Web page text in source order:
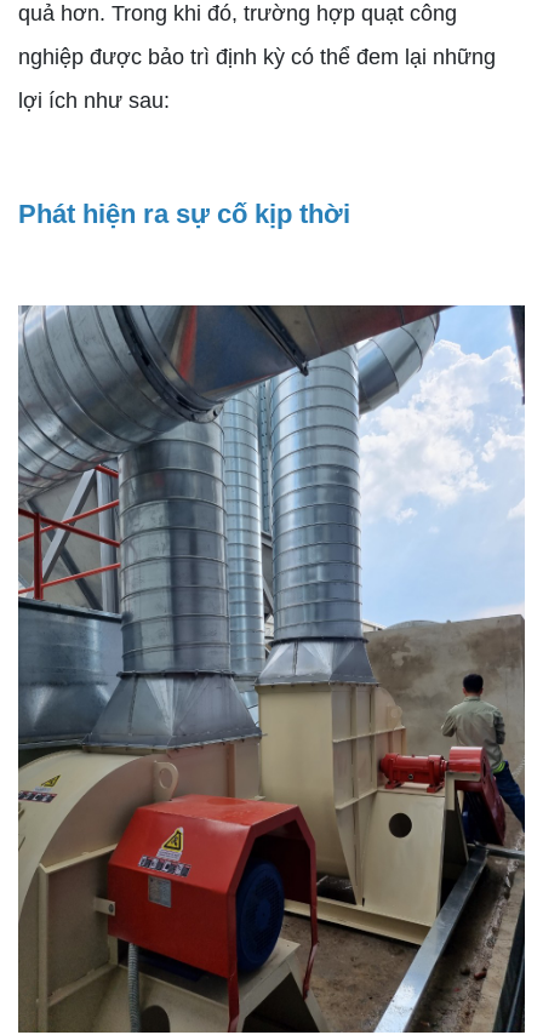
quả hơn. Trong khi đó, trường hợp quạt công
nghiệp được bảo trì định kỳ có thể đem lại những
lợi ích như sau:
Phát hiện ra sự cố kịp thời